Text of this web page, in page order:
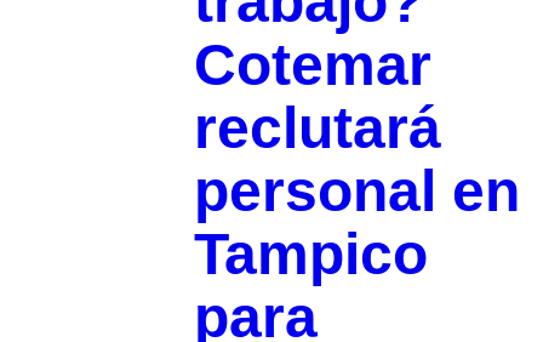
Cotemar
reclutará
personal en
Tampico
para